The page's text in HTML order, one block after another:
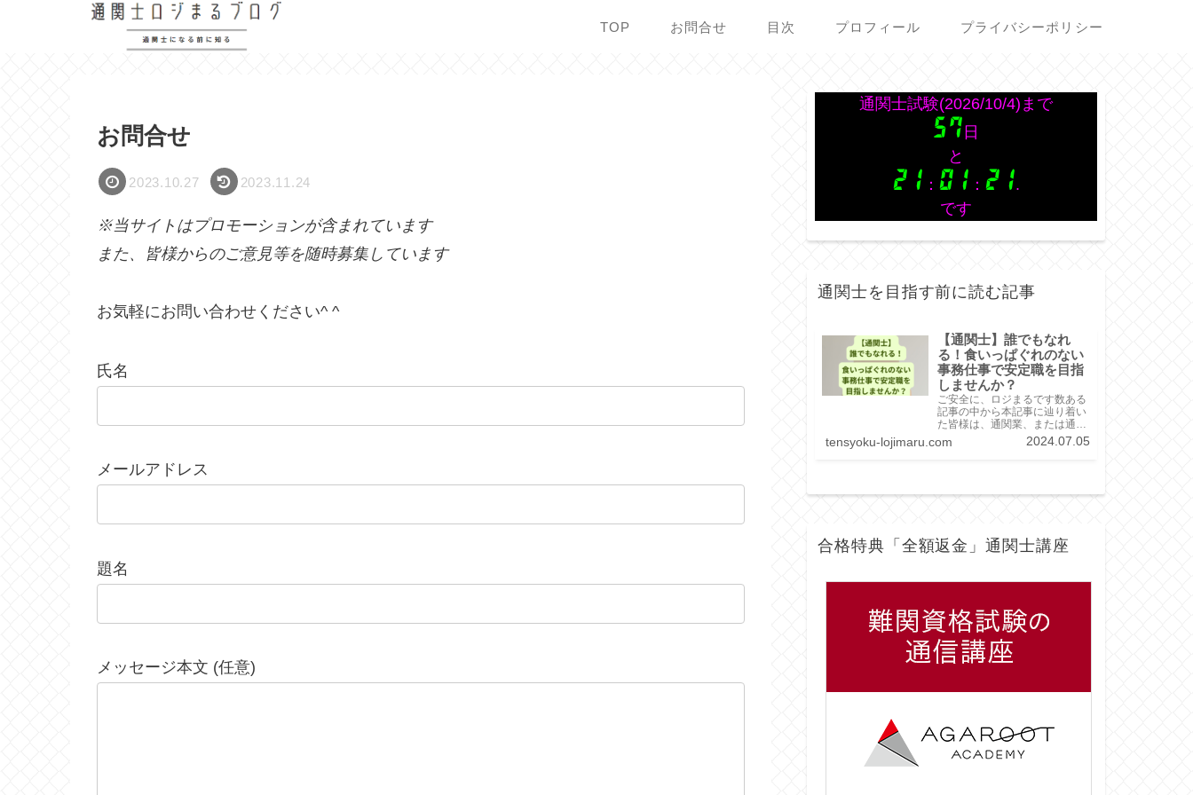
TOP お問合せ 目次 プロフィール プライバシーポリシー
お問合せ
2023.10.27 2023.11.24
※当サイトはプロモーションが含まれています
また、皆様からのご意見等を随時募集しています
お気軽にお問い合わせください^ ^
氏名
メールアドレス
題名
メッセージ本文 (任意)
通関士を目指す前に読む記事
【通関士】誰でもなれ
る！食いっぱぐれのない
事務仕事で安定職を目指
しませんか？
ご安全に、ロジまるです数ある
記事の中から本記事に辿り着い
た皆様は、通関業、または通関
士に興味を持ち、「通関士試験
を受験するか検討している方」
がどんな仕事なの...
tensyoku-lojimaru.com 2024.07.05
合格特典「全額返金」通関士講座